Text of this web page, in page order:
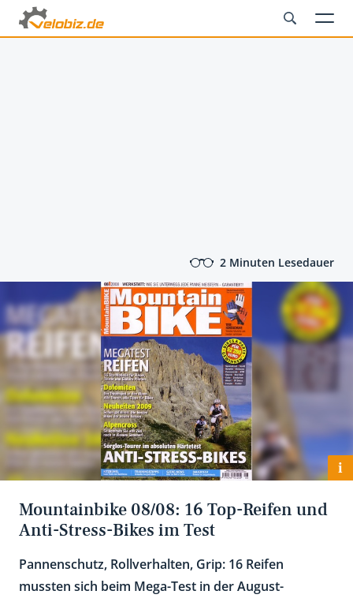
2 Minuten Lesedauer
i
Mountainbike 08/08: 16 Top-Reifen und
Anti-Stress-Bikes im Test
Pannenschutz, Rollverhalten, Grip: 16 Reifen
mussten sich beim Mega-Test in der August-